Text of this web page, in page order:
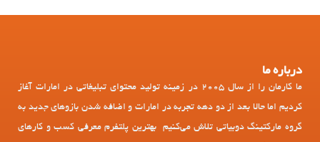
درباره ما
ما کارمان را از سال 2005 در زمینه تولید محتوای تبلیغاتی در امارات آغاز
کردیم اما حالا بعد از دو دهه تجربه در امارات و اضافه شدن بازوهای جدید به
گروه مارکتینگ دوبیاتی تلاش می‌کنیم بهترین پلتفرم معرفی کسب و کارهای